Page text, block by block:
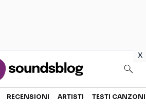
x
RECENSIONI ARTISTI TESTI CANZONI